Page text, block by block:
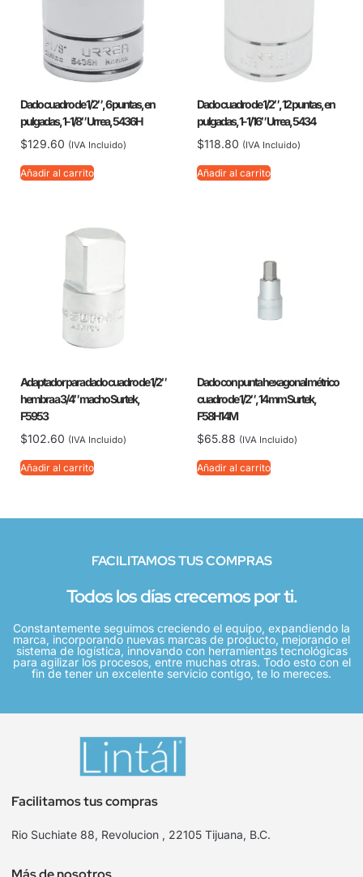
Dado cuadro de 1/2″, 6 puntas, en
pulgadas, 1-1/8″ Urrea, 5436H
$129.60 (IVA Incluido)
Añadir al carrito
Dado cuadro de 1/2″, 12 puntas, en
pulgadas, 1-1/16″ Urrea, 5434
$118.80 (IVA Incluido)
Añadir al carrito
Adaptador para dado cuadro de 1/2″
hembra a 3/4″ macho Surtek,
F5953
$102.60 (IVA Incluido)
Añadir al carrito
Dado con punta hexagonal métrico
cuadro de 1/2″, 14 mm Surtek,
F58H14M
$65.88 (IVA Incluido)
Añadir al carrito
FACILITAMOS TUS COMPRAS
Todos los días crecemos por ti.
Constantemente seguimos creciendo el equipo, expandiendo la
marca, incorporando nuevas marcas de producto, mejorando el
sistema de logística, innovando con herramientas tecnológicas
para agilizar los procesos, entre muchas otras. Todo esto con el
fin de tener un excelente servicio contigo, te lo mereces.
Facilitamos tus compras
Rio Suchiate 88, Revolucion , 22105 Tijuana, B.C.